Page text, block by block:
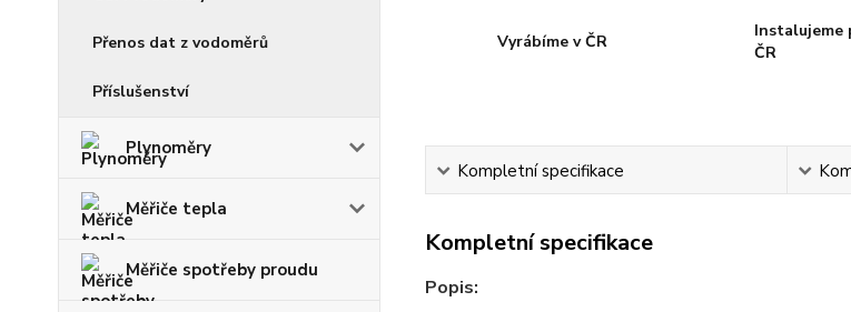
Přenos dat z vodoměrů
Příslušenství
Plynoměry
Měřiče tepla
Měřiče spotřeby proudu
Vyrábíme v ČR
Instalujeme
ČR
Kompletní specifikace
Kompletní specifikace
Popis: